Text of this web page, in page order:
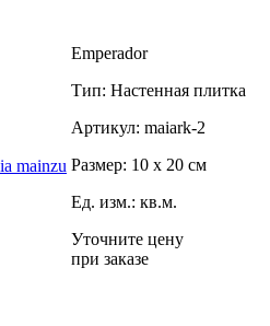
Emperador
Тип: Настенная плитка
Артикул: maiark-2
Размер: 10 x 20 см
Ед. изм.: кв.м.
Уточните цену
при заказе